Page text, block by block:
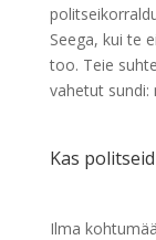
Seega, kui te
too. Teie
vahetut sundi:
Kas
Ilma